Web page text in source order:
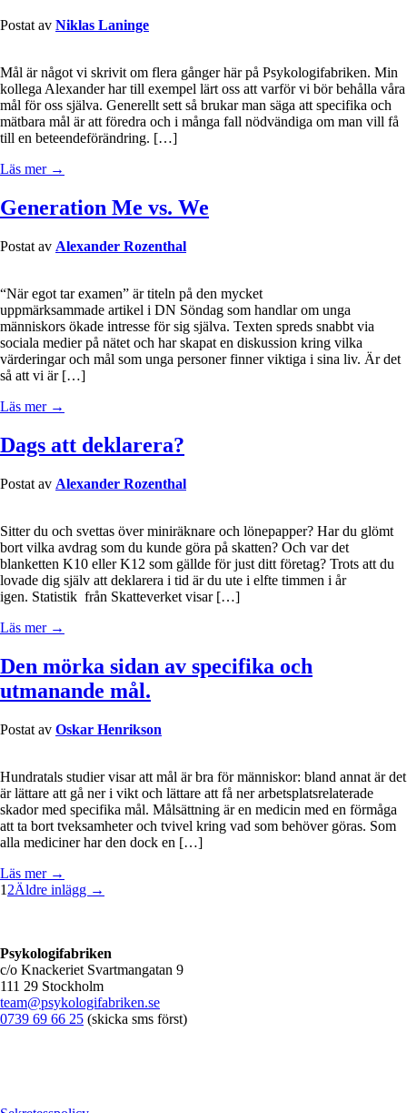
Postat av Niklas Laninge
Mål är något vi skrivit om flera gånger här på Psykologifabriken. Min
kollega Alexander har till exempel lärt oss att varför vi bör behålla våra
mål för oss själva. Generellt sett så brukar man säga att specifika och
mätbara mål är att föredra och i många fall nödvändiga om man vill få
till en beteendeförändring. […]
Läs mer →
Generation Me vs. We
Postat av Alexander Rozenthal
“När egot tar examen” är titeln på den mycket
uppmärksammade artikel i DN Söndag som handlar om unga
människors ökade intresse för sig själva. Texten spreds snabbt via
sociala medier på nätet och har skapat en diskussion kring vilka
värderingar och mål som unga personer finner viktiga i sina liv. Är det
så att vi är […]
Läs mer →
Dags att deklarera?
Postat av Alexander Rozenthal
Sitter du och svettas över miniräknare och lönepapper? Har du glömt
bort vilka avdrag som du kunde göra på skatten? Och var det
blanketten K10 eller K12 som gällde för just ditt företag? Trots att du
lovade dig själv att deklarera i tid är du ute i elfte timmen i år
igen. Statistik från Skatteverket visar […]
Läs mer →
Den mörka sidan av specifika och
utmanande mål.
Postat av Oskar Henrikson
Hundratals studier visar att mål är bra för människor: bland annat är det
är lättare att gå ner i vikt och lättare att få ner arbetsplatsrelaterade
skador med specifika mål. Målsättning är en medicin med en förmåga
att ta bort tveksamheter och tvivel kring vad som behöver göras. Som
alla mediciner har den dock en […]
Läs mer →
1 2Äldre inlägg →
Psykologifabriken
c/o Knackeriet Svartmangatan 9
111 29 Stockholm
team@psykologifabriken.se
0739 69 66 25 (skicka sms först)